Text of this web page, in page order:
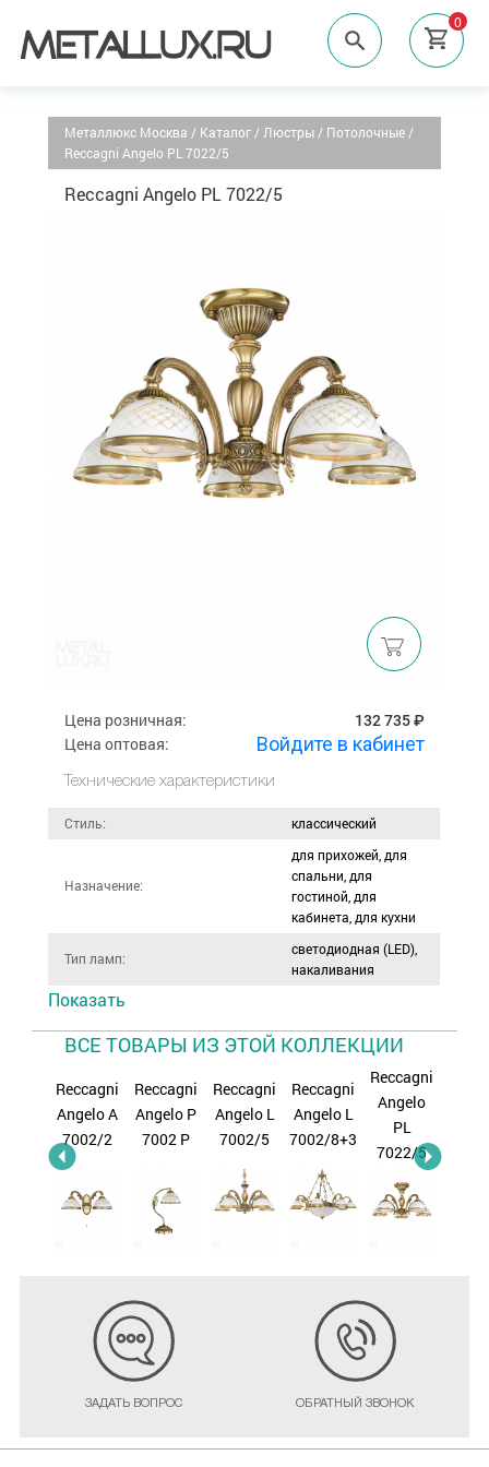
0
Металлюкс Москва / Каталог / Люстры / Потолочные /
Reccagni Angelo PL 7022/5
Reccagni Angelo PL 7022/5
Цена розничная: 132 735 ₽
Цена оптовая: Войдите в кабинет
Технические характеристики
Стиль: классический
Назначение:
для прихожей, для
спальни, для
гостиной, для
кабинета, для кухни
Тип ламп:
светодиодная (LED),
накаливания
Показать
ВСЕ ТОВАРЫ ИЗ ЭТОЙ КОЛЛЕКЦИИ
Reccagni
Angelo A
7002/2
Reccagni
Angelo P
7002 P
Reccagni
Angelo L
7002/5
Reccagni
Angelo L
7002/8+3
Reccagni
Angelo
PL
7022/5
ЗАДАТЬ ВОПРОС ОБРАТНЫЙ ЗВОНОК